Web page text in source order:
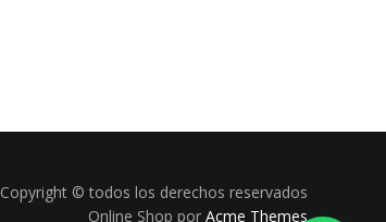
Copyright © todos los derechos reservados
Online Shop por Acme Themes